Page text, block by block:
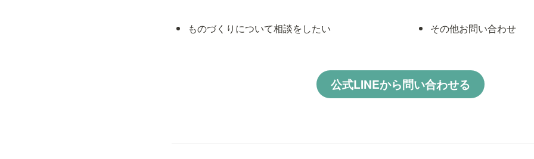
ものづくりについて相談をしたい その他お問い合わせ
公式LINEから問い合わせる